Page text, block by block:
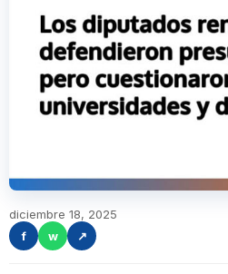
diciembre 18, 2025
f
w ↗